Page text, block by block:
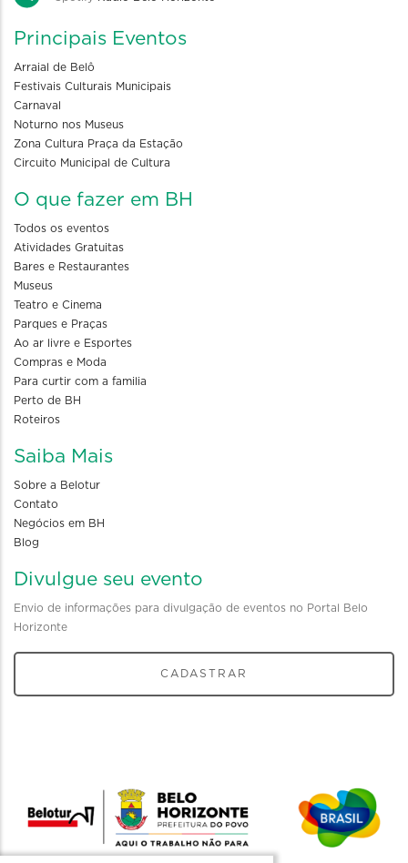
Principais Eventos
Arraial de Belô
Festivais Culturais Municipais
Carnaval
Noturno nos Museus
Zona Cultura Praça da Estação
Circuito Municipal de Cultura
O que fazer em BH
Todos os eventos
Atividades Gratuitas
Bares e Restaurantes
Museus
Teatro e Cinema
Parques e Praças
Ao ar livre e Esportes
Compras e Moda
Para curtir com a familia
Perto de BH
Roteiros
Saiba Mais
Sobre a Belotur
Contato
Negócios em BH
Blog
Divulgue seu evento
Envio de informações para divulgação de eventos no Portal Belo
Horizonte
CADASTRAR